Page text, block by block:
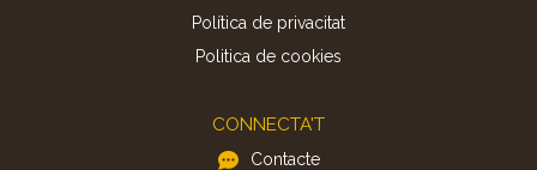
Política de privacitat
Politica de cookies
CONNECTA'T
Contacte